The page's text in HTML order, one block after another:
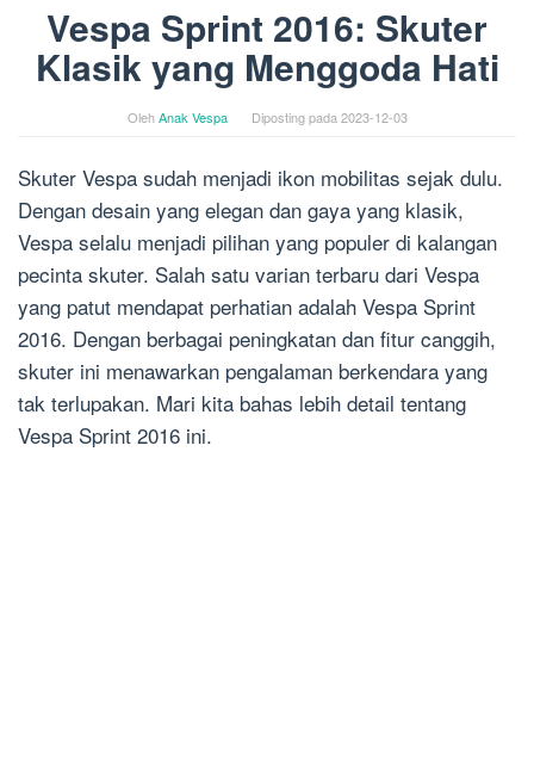
Vespa Sprint 2016: Skuter
Klasik yang Menggoda Hati
OlehAnak Vespa Diposting pada 2023-12-03
Skuter Vespa sudah menjadi ikon mobilitas sejak dulu.
Dengan desain yang elegan dan gaya yang klasik,
Vespa selalu menjadi pilihan yang populer di kalangan
pecinta skuter. Salah satu varian terbaru dari Vespa
yang patut mendapat perhatian adalah Vespa Sprint
2016. Dengan berbagai peningkatan dan fitur canggih,
skuter ini menawarkan pengalaman berkendara yang
tak terlupakan. Mari kita bahas lebih detail tentang
Vespa Sprint 2016 ini.